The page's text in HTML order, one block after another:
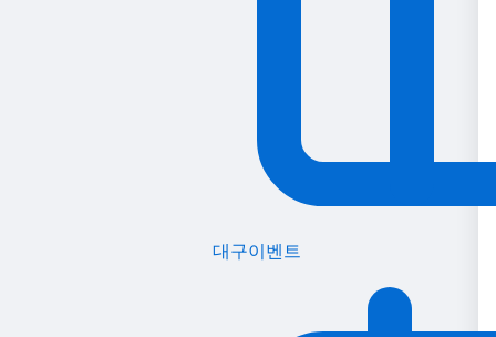
대구이벤트